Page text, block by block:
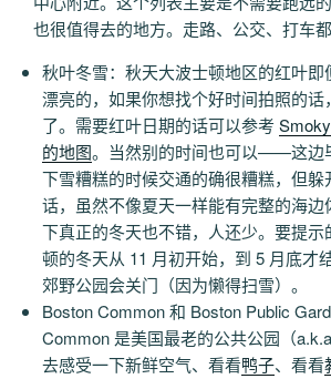
也很值得去的地方。走路、公交、打车都
秋叶冬雪：秋天大波士顿地区的红叶即
漂亮的，如果你想找个好时间拍照的话
了。需要红叶日期的话可以参考
的地图。当然别的时间也可以——这边
下雪糟糕的时候交通的确很糟糕，但躲
话，虽然不像夏天一样能有完整的海边
下真正的冬天也不错，人还少。要提示
顿的冬天从 11 月初开始，到 5 月底才
郊野公园会关门（因为懒得扫雪）。
Boston Common 和 Boston Public
Common 是美国最老的公共公园（
去感受一下新鲜空气、看看鸭子、看看